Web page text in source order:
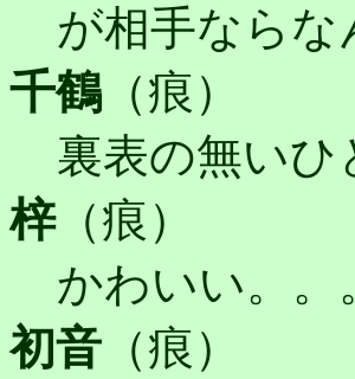
が相手なら
千鶴 （痕）
裏表の無いひ
梓（痕）
かわいい。。
初音 （痕）